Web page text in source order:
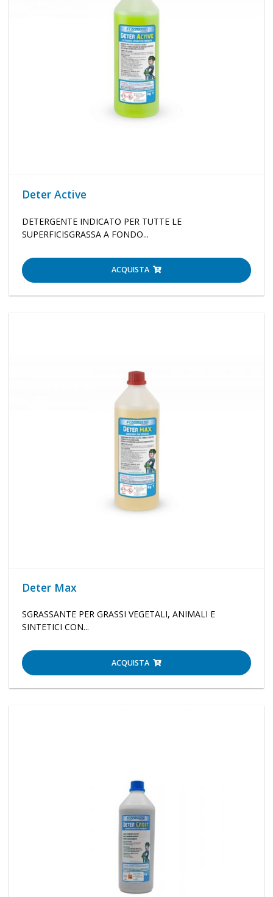
Deter Active
DETERGENTE INDICATO PER TUTTE LE
SUPERFICISGRASSA A FONDO...
ACQUISTA
Deter Max
SGRASSANTE PER GRASSI VEGETALI, ANIMALI E
SINTETICI CON...
ACQUISTA